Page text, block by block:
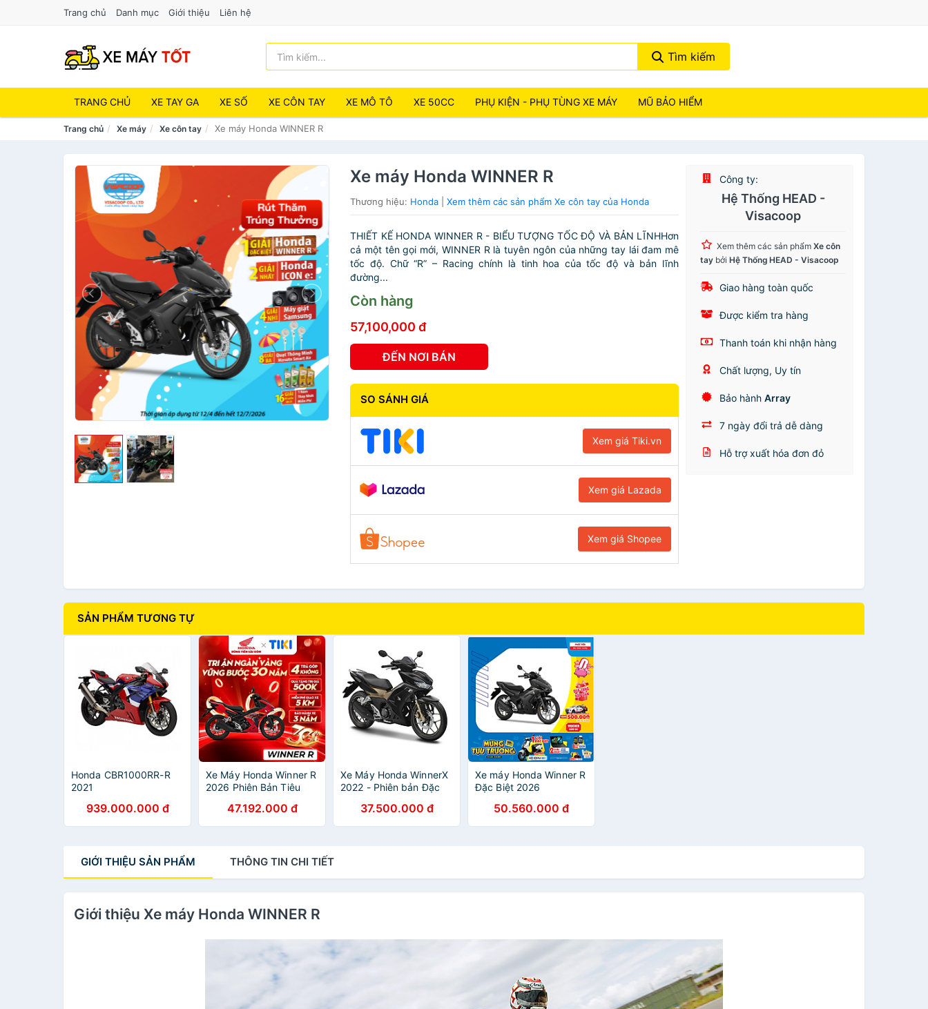
Trang chủ Danh mục Giới thiệu Liên hệ
Tìm kiếm
TRANG CHỦ XE TAY GA XE SỐ XE CÔN TAY XE MÔ TÔ XE 50CC PHỤ KIỆN - PHỤ TÙNG XE MÁY MŨ BẢO HIỂM
Trang chủ Xe máy Xe côn tay Xe máy Honda WINNER R
Xe máy Honda WINNER R
Thương hiệu: Honda |Xem thêm các sản phẩm Xe côn tay của Honda
THIẾT KẾ HONDA WINNER R - BIỂU TƯỢNG TỐC ĐỘ VÀ BẢN LĨNHHơn
cả một tên gọi mới, WINNER R là tuyên ngôn của những tay lái đam mê
tốc độ. Chữ “R” – Racing chính là tinh hoa của tốc độ và bản lĩnh
đường...
Còn hàng
57,100,000 đ
ĐẾN NƠI BÁN
SO SÁNH GIÁ
Xem giá Tiki.vn
Xem giá Lazada
Xem giá Shopee
Công ty:
Hệ Thống HEAD -
Visacoop
Xem thêm các sản phẩmXe côn
tay bởiHệ Thống HEAD - Visacoop
Giao hàng toàn quốc
Được kiểm tra hàng
Thanh toán khi nhận hàng
Chất lượng, Uy tín
Bảo hànhArray
7 ngày đổi trả dễ dàng
Hỗ trợ xuất hóa đơn đỏ
SẢN PHẨM TƯƠNG TỰ
Honda CBR1000RR-R
2021
939.000.000 đ
Xe Máy Honda Winner R
2026 Phiên Bản Tiêu
47.192.000 đ
Xe Máy Honda WinnerX
2022 - Phiên bản Đặc
37.500.000 đ
Xe máy Honda Winner R
Đặc Biệt 2026
50.560.000 đ
GIỚI THIỆU SẢN PHẨM THÔNG TIN CHI TIẾT
Giới thiệu Xe máy Honda WINNER R